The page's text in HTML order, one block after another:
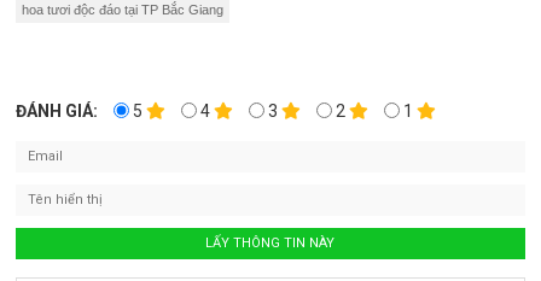
hoa tươi độc đáo tại TP Bắc Giang
ĐÁNH GIÁ: 5 4 3 2 1